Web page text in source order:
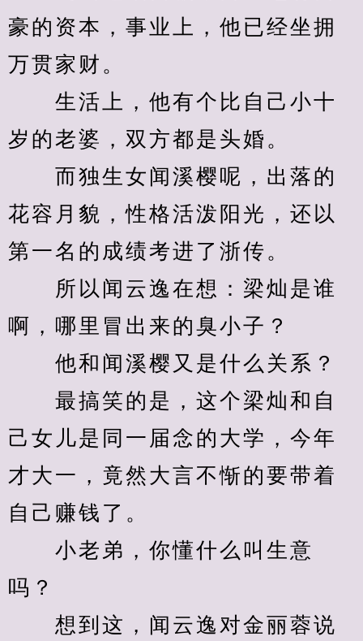
豪的资本，事业上，他已经坐拥
万贯家财。
生活上，他有个比自己小十
岁的老婆，双方都是头婚。
而独生女闻溪樱呢，出落的
花容月貌，性格活泼阳光，还以
第一名的成绩考进了浙传。
所以闻云逸在想：梁灿是谁
啊，哪里冒出来的臭小子？
他和闻溪樱又是什么关系？
最搞笑的是，这个梁灿和自
己女儿是同一届念的大学，今年
才大一，竟然大言不惭的要带着
自己赚钱了。
小老弟，你懂什么叫生意
吗？
想到这，闻云逸对金丽蓉说